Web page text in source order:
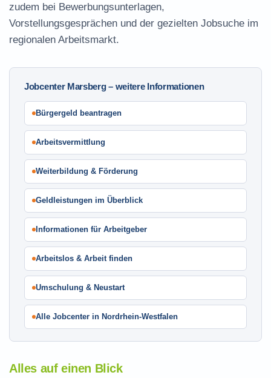
zudem bei Bewerbungsunterlagen,
Vorstellungsgesprächen und der gezielten Jobsuche im
regionalen Arbeitsmarkt.
Jobcenter Marsberg – weitere Informationen
Bürgergeld beantragen
Arbeitsvermittlung
Weiterbildung & Förderung
Geldleistungen im Überblick
Informationen für Arbeitgeber
Arbeitslos & Arbeit finden
Umschulung & Neustart
Alle Jobcenter in Nordrhein-Westfalen
Alles auf einen Blick